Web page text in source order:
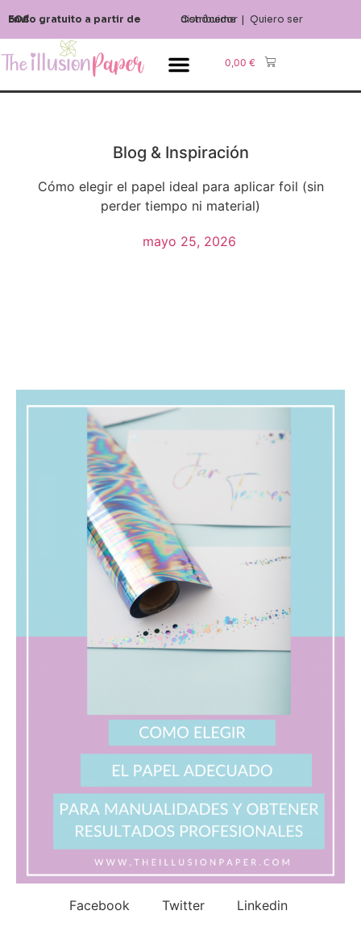
Envío gratuito a partir de 50€ Conóceme|
Quiero ser distribuidor
0,00€
Blog & Inspiración
Cómo elegir el papel ideal para aplicar foil (sin
perder tiempo ni material)
mayo 25, 2026
Facebook Twitter Linkedin